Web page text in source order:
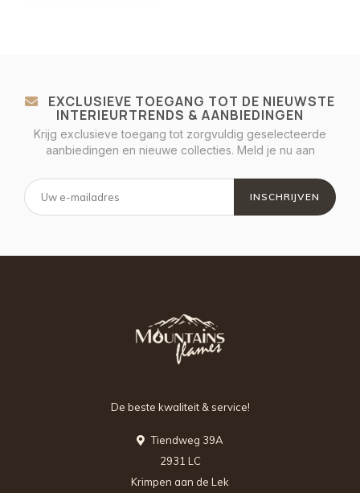
EXCLUSIEVE TOEGANG TOT DE NIEUWSTE
INTERIEURTRENDS & AANBIEDINGEN
Krijg exclusieve toegang tot zorgvuldig geselecteerde
aanbiedingen en nieuwe collecties. Meld je nu aan
INSCHRIJVEN
De beste kwaliteit & service!
Tiendweg 39A
2931 LC
Krimpen aan de Lek